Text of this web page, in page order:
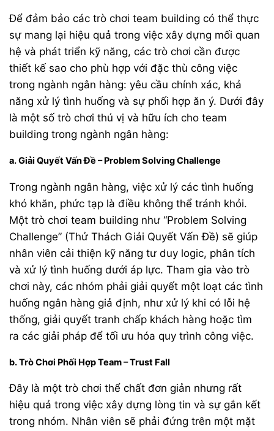
Để đảm bảo các trò chơi team building có thể thực
sự mang lại hiệu quả trong việc xây dựng mối quan
hệ và phát triển kỹ năng, các trò chơi cần được
thiết kế sao cho phù hợp với đặc thù công việc
trong ngành ngân hàng: yêu cầu chính xác, khả
năng xử lý tình huống và sự phối hợp ăn ý. Dưới đây
là một số trò chơi thú vị và hữu ích cho team
building trong ngành ngân hàng:
a. Giải Quyết Vấn Đề – Problem Solving Challenge
Trong ngành ngân hàng, việc xử lý các tình huống
khó khăn, phức tạp là điều không thể tránh khỏi.
Một trò chơi team building như “Problem Solving
Challenge” (Thử Thách Giải Quyết Vấn Đề) sẽ giúp
nhân viên cải thiện kỹ năng tư duy logic, phân tích
và xử lý tình huống dưới áp lực. Tham gia vào trò
chơi này, các nhóm phải giải quyết một loạt các tình
huống ngân hàng giả định, như xử lý khi có lỗi hệ
thống, giải quyết tranh chấp khách hàng hoặc tìm
ra các giải pháp để tối ưu hóa quy trình công việc.
b. Trò Chơi Phối Hợp Team – Trust Fall
Đây là một trò chơi thể chất đơn giản nhưng rất
hiệu quả trong việc xây dựng lòng tin và sự gắn kết
trong nhóm. Nhân viên sẽ phải đứng trên một mặt